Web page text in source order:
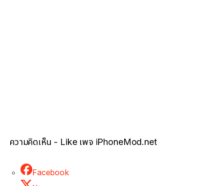
ความคิดเห็น - Like เพจ iPhoneMod.net
Facebook